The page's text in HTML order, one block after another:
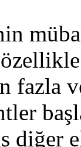
fazla
diğer